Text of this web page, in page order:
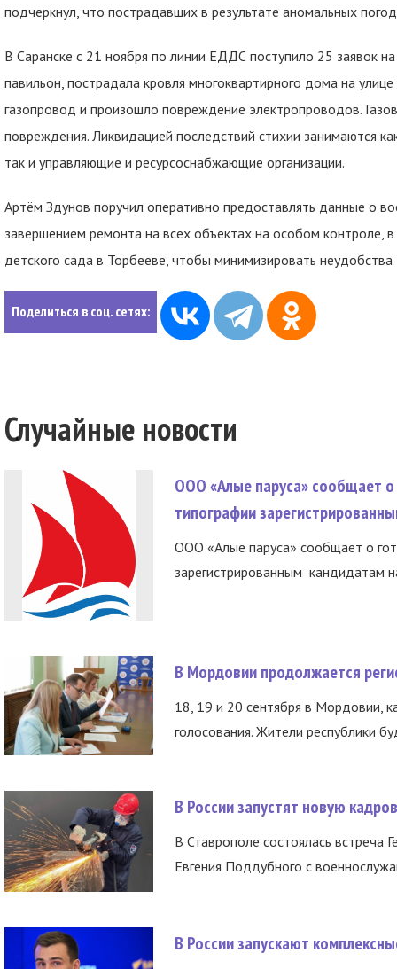
подчеркнул, что пострадавших в результате аномальных
В Саранске с 21 ноября по линии ЕДДС поступило 25 заявок
павильон, пострадала кровля многоквартирного дома на
газопровод и произошло повреждение электропроводов.
повреждения. Ликвидацией последствий стихии занимаются
так и управляющие и ресурсоснабжающие организации.
Артём Здунов поручил оперативно предоставлять данные о
завершением ремонта на всех объектах на особом контроле,
детского сада в Торбееве, чтобы минимизировать
Поделиться в соц. сетях:
Случайные новости
ООО «Алые паруса» сообщает о
типографии
ООО «Алые паруса» сообщает о
зарегистрированным кандидатам
В Мордовии продолжается
18, 19 и 20 сентября в Мордовии,
голосования. Жители республики
В России запустят новую
В Ставрополе состоялась встреча
Евгения Поддубного с
В России запускают